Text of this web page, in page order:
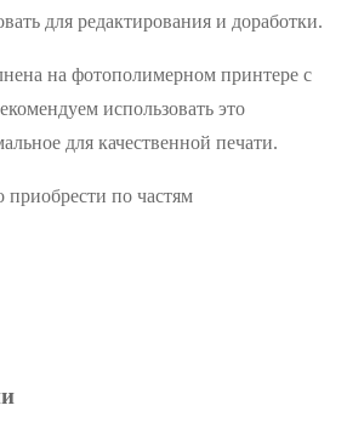
для редактирования и доработки.
на фотополимерном принтере с
использовать это
для качественной печати.
по частям